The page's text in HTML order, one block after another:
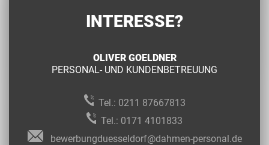
INTERESSE?
OLIVER GOELDNER
PERSONAL- UND KUNDENBETREUUNG
Tel.: 0211 87667813
Tel.: 0171 4101833
bewerbungduesseldorf@dahmen-personal.de